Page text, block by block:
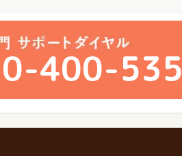
400-535